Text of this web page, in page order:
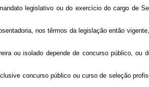
legislativo ou do exercício do cargo de
nos têrmos da legislação então
ou isolado depende de concurso público, ou
concurso público ou curso de seleção